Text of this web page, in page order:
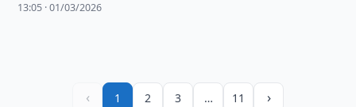
13:05 · 01/03/2026
‹ 1 2 3 … 11 ›